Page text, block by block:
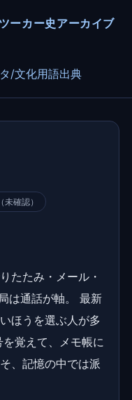
カー史アーカイブ
/文化用語出典
確認）
たたみ・メール・
は通話が軸。 最新
ほうを選ぶ人が多
覚えて、メモ帳に
、記憶の中では派